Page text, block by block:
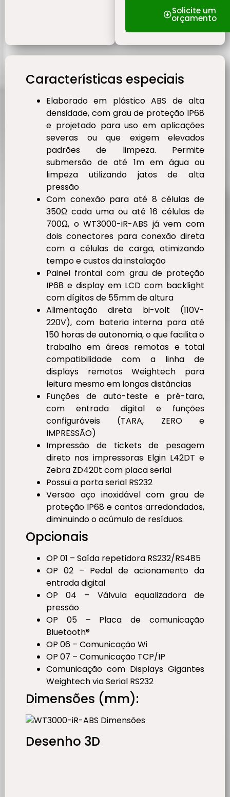
Solicite um
orçamento
Características especiais
Elaborado em plástico ABS de alta
densidade, com grau de proteção IP68
e projetado para uso em aplicações
severas ou que exigem elevados
padrões de limpeza. Permite
submersão de até 1m em água ou
limpeza utilizando jatos de alta
pressão
Com conexão para até 8 células de
350Ω cada uma ou até 16 células de
700Ω, o WT3000-iR-ABS já vem com
dois conectores para conexão direta
com a células de carga, otimizando
tempo e custos da instalação
Painel frontal com grau de proteção
IP68 e display em LCD com backlight
com dígitos de 55mm de altura
Alimentação direta bi-volt (110V-
220V), com bateria interna para até
150 horas de autonomia, o que facilita o
trabalho em áreas remotas e total
compatibilidade com a linha de
displays remotos Weightech para
leitura mesmo em longas distâncias
Funções de auto-teste e pré-tara,
com entrada digital e funções
configuráveis (TARA, ZERO e
IMPRESSÃO)
Impressão de tickets de pesagem
direto nas impressoras Elgin L42DT e
Zebra ZD420t com placa serial
Possui a porta serial RS232
Versão aço inoxidável com grau de
proteção IP68 e cantos arredondados,
diminuindo o acúmulo de resíduos.
Opcionais
OP 01 – Saída repetidora RS232/RS485
OP 02 – Pedal de acionamento da
entrada digital
OP 04 – Válvula equalizadora de
pressão
OP 05 – Placa de comunicação
Bluetooth®
OP 06 – Comunicação Wi
OP 07 – Comunicação TCP/IP
Comunicação com Displays Gigantes
Weightech via Serial RS232
Dimensões (mm):
Desenho 3D